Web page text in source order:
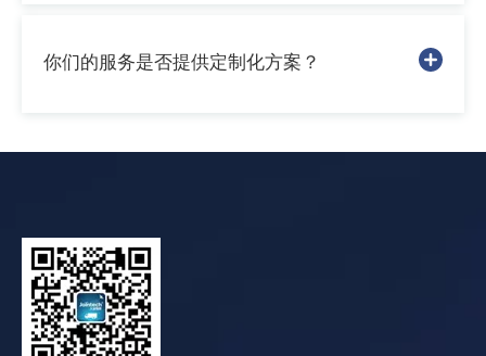
你们的服务是否提供定制化方案？